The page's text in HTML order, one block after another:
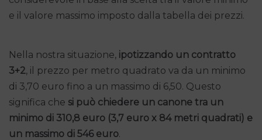
e il valore massimo imposto dalla tabella dei prezzi.
Nella nostra situazione, ipotizzando un contratto
3+2, il prezzo per metro quadrato va da un minimo
di 3,70 euro fino a un massimo di 6,50. Questo
significa che si può chiedere un canone tra un
minimo di 310,8 euro (3,7 euro x 84 metri quadrati) e
un massimo di 546 euro.